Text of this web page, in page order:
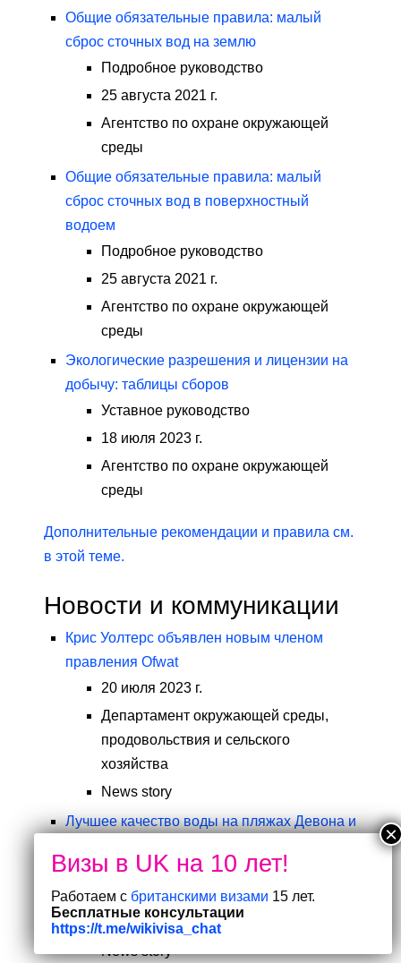
Общие обязательные правила: малый
сброс сточных вод на землю
Подробное руководство
25 августа 2021 г.
Агентство по охране окружающей
среды
Общие обязательные правила: малый
сброс сточных вод в поверхностный
водоем
Подробное руководство
25 августа 2021 г.
Агентство по охране окружающей
среды
Экологические разрешения и лицензии на
добычу: таблицы сборов
Уставное руководство
18 июля 2023 г.
Агентство по охране окружающей
среды
Дополнительные рекомендации и правила см.
в этой теме.
Новости и коммуникации
Крис Уолтерс объявлен новым членом
правления Ofwat
20 июля 2023 г.
Департамент окружающей среды,
продовольствия и сельского
хозяйства
News story
Лучшее качество воды на пляжах Девона и
20 июля 2023 г.
Агентство по охране окружающей
среды
News story
Работаем с британскими визами 15 лет.
Бесплатные консультации
https://t.me/wikivisa_chat